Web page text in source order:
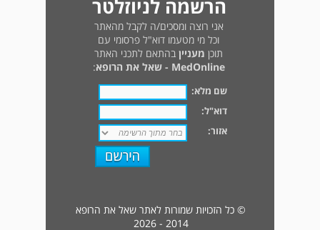
הרשמה לניוזלטר
אני רוצה ומסכים/ה לקבל מהאתר
וכל מי מטעמו דוא"ל פרסומי עם
תוכן מעניין בהתאם לתכני האתר
MedOnline - שאל את הרופא
:
שם מלא:
דוא"ל:
אזור:
© כל הזכויות שמורות לאתר שאל את הרופא
2014 - 2026